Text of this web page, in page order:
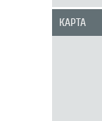
КАРТА